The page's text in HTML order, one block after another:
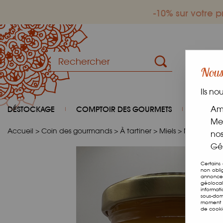
-10% sur votre
DÉSTOCKAGE COMPTOIR DES GOURMETS COIN
Accueil > Coin des gourmands > À tartiner > Miels > Miel De
Ils
Certains
non
sous-
moment
de